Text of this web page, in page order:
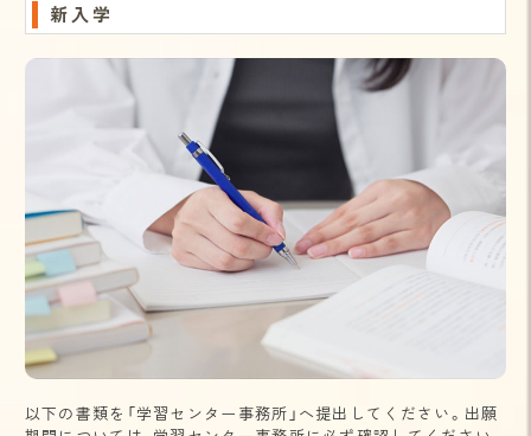
新入学
以下の書類を「学習センター事務所」へ提出してください。出願